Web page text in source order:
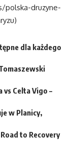
polska-druzyne-
dla każdego
Celta Vigo –
w Planicy,
to Recovery